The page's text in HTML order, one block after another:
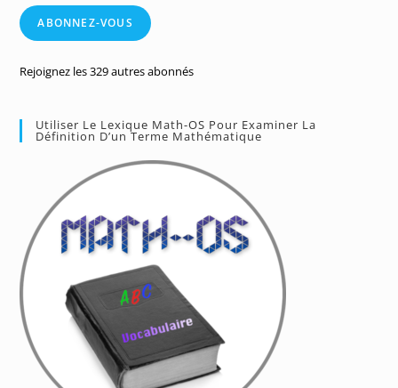
mailABONNEZ-VOUS
Rejoignez les 329 autres abonnés
Utiliser Le Lexique Math-OS Pour Examiner La
Définition D’un Terme Mathématique